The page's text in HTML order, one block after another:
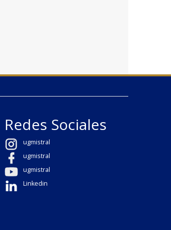
Redes Sociales
ugmistral
ugmistral
ugmistral
Linkedin